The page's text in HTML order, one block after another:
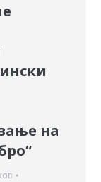
на